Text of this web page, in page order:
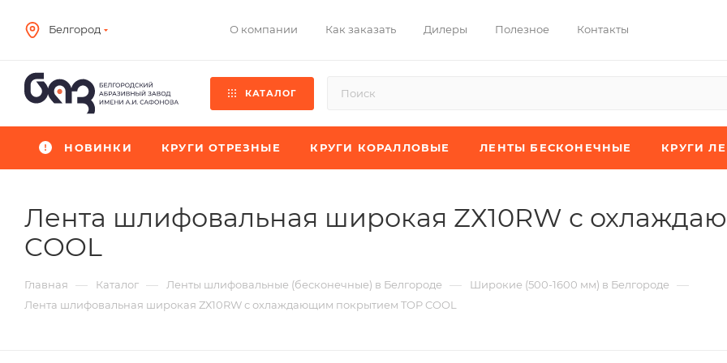
Белгород О компании Как заказать Дилеры Полезное Контакты
КАТАЛОГ
НОВИНКИ КРУГИ ОТРЕЗНЫЕ КРУГИ КОРАЛЛОВЫЕ ЛЕНТЫ БЕСКОНЕЧНЫЕ КРУГИ
Лента шлифовальная широкая ZХ10RW с
COOL
Главная — Каталог — Ленты шлифовальные (бесконечные) в Белгороде — Широкие (500-1600 мм) в Белгороде —
Лента шлифовальная широкая ZХ10RW с охлаждающим покрытием TOP COOL